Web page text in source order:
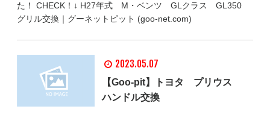
た！ CHECK！↓ H27年式 M・ベンツ GLクラス GL350
グリル交換｜グーネットピット (goo-net.com)
2023.05.07
【Goo-pit】トヨタ プリウス
ハンドル交換